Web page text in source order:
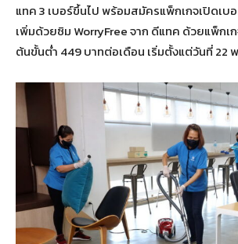
แทค 3 เบอร์ขึ้นไป พร้อมสมัครแพ็กเกจเปิดเบ
เพิ่มด้วยซิม WorryFree จาก ดีแทค ด้วยแพ็กเ
ต้นขั้นต่ำ 449 บาทต่อเดือน เริ่มตั้งแต่วันที่ 22